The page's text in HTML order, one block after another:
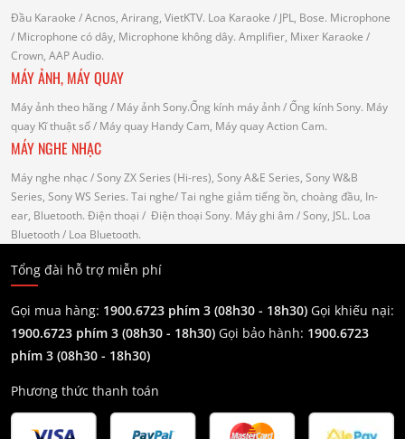
Đầu Karaoke / Acnos, Arirang, VietKTV. Loa Karaoke / JPL, Bose. Microphone
/ Microphone có dây, Microphone không dây. Amplifier, Mixer Karaoke /
Crown, AAP Audio.
MÁY ẢNH, MÁY QUAY
Máy ảnh theo hãng / Máy ảnh Sony.Ống kính máy ảnh / Ống kính Sony. Máy
quay Kĩ thuật số/ Máy quay Handy Cam, Máy quay Action Cam.
MÁY NGHE NHẠC
Máy nghe nhạc / Sony ZX Series (Hi-res), Sony A&E Series, Sony W&B
Series, Sony WS Series. Tai nghe/ Tai nghe giảm tiếng ồn, choàng đầu, In-
ear, Bluetooth. Điện thoại / Điện thoại Sony. Máy ghi âm / Sony, JSL. Loa
Bluetooth/ Loa Bluetooth.
Tổng đài hỗ trợ miễn phí
Gọi mua hàng: 1900.6723 phím 3 (08h30 - 18h30) Gọi khiếu nại:
1900.6723 phím 3 (08h30 - 18h30) Gọi bảo hành: 1900.6723
phím 3 (08h30 - 18h30)
Phương thức thanh toán